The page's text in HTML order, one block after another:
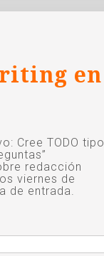
en
Cree TODO tipo
redacción
viernes de
de entrada.